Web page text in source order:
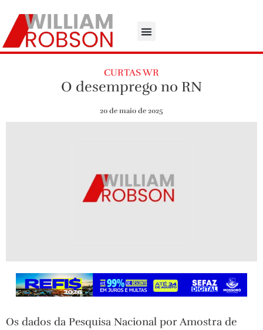
CURTAS WR
O desemprego no RN
20 de maio de 2025
Os dados da Pesquisa Nacional por Amostra de